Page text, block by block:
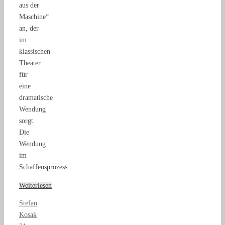
aus der
Maschine“
an, der
im
klassischen
Theater
für
eine
dramatische
Wendung
sorgt.
Die
Wendung
im
Schaffensprozess…
Weiterlesen
Stefan
Kosak